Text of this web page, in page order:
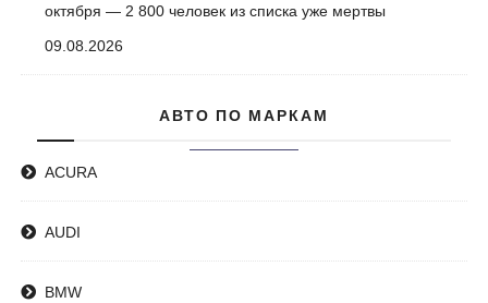
октября — 2 800 человек из списка уже мертвы
09.08.2026
АВТО ПО МАРКАМ
ACURA
AUDI
BMW